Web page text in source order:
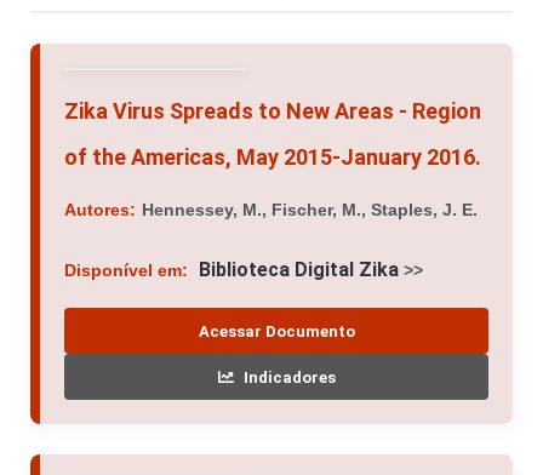
Zika Virus Spreads to New Areas - Region
of the Americas, May 2015-January 2016.
Autores: Hennessey, M., Fischer, M., Staples, J. E.
Disponível em: Biblioteca Digital Zika >>
Acessar Documento
Indicadores